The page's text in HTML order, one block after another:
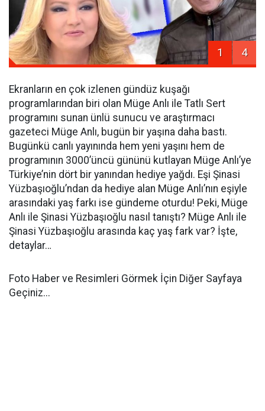
1 4
Ekranların en çok izlenen gündüz kuşağı
programlarından biri olan Müge Anlı ile Tatlı Sert
programını sunan ünlü sunucu ve araştırmacı
gazeteci Müge Anlı, bugün bir yaşına daha bastı.
Bugünkü canlı yayınında hem yeni yaşını hem de
programının 3000’üncü gününü kutlayan Müge Anlı’ye
Türkiye’nin dört bir yanından hediye yağdı. Eşi Şinasi
Yüzbaşıoğlu’ndan da hediye alan Müge Anlı’nın eşiyle
arasındaki yaş farkı ise gündeme oturdu! Peki, Müge
Anlı ile Şinasi Yüzbaşıoğlu nasıl tanıştı? Müge Anlı ile
Şinasi Yüzbaşıoğlu arasında kaç yaş fark var? İşte,
detaylar…
Foto Haber ve Resimleri Görmek İçin Diğer Sayfaya
Geçiniz...